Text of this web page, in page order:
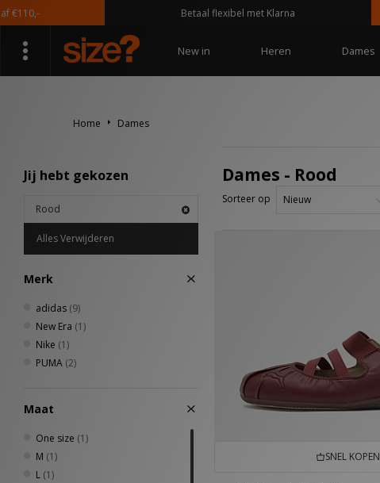
Betaal flexibel met Klarna
New in Heren Dames
Home Dames
Jij hebt gekozen
Rood
Alles Verwijderen
Merk
adidas (9)
New Era (1)
Nike (1)
PUMA (2)
Maat
One size (1)
M (1)
L (1)
Dames - Rood
Sorteer op
SNEL KOPEN